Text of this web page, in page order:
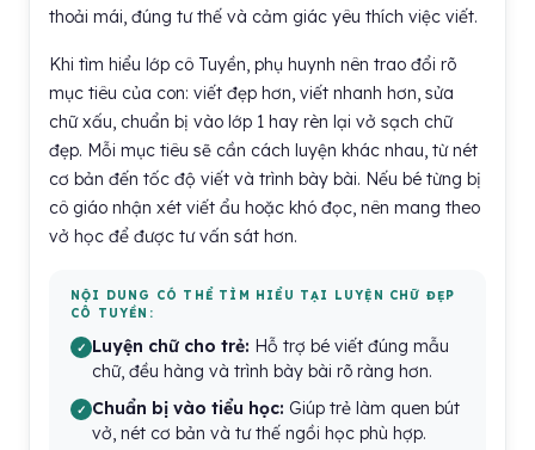
thoải mái, đúng tư thế và cảm giác yêu thích việc viết.
Khi tìm hiểu lớp cô Tuyền, phụ huynh nên trao đổi rõ
mục tiêu của con: viết đẹp hơn, viết nhanh hơn, sửa
chữ xấu, chuẩn bị vào lớp 1 hay rèn lại vở sạch chữ
đẹp. Mỗi mục tiêu sẽ cần cách luyện khác nhau, từ nét
cơ bản đến tốc độ viết và trình bày bài. Nếu bé từng bị
cô giáo nhận xét viết ẩu hoặc khó đọc, nên mang theo
vở học để được tư vấn sát hơn.
NỘI DUNG CÓ THỂ TÌM HIỂU TẠI LUYỆN CHỮ ĐẸP
CÔ TUYỀN:
Luyện chữ cho trẻ: Hỗ trợ bé viết đúng mẫu
chữ, đều hàng và trình bày bài rõ ràng hơn.
Chuẩn bị vào tiểu học: Giúp trẻ làm quen bút
vở, nét cơ bản và tư thế ngồi học phù hợp.